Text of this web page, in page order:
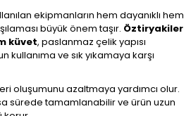
ekipmanların hem dayanıklı hem
büyük önem taşır. Öztiryakiler
küvet, paslanmaz çelik yapısı
ve sık yıkamaya karşı
oluşumunu azaltmaya yardımcı olur.
sürede tamamlanabilir ve ürün uzun